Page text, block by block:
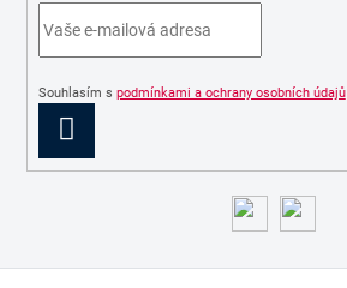
Souhlasím s podmínkami a ochrany osobních údajů
SE